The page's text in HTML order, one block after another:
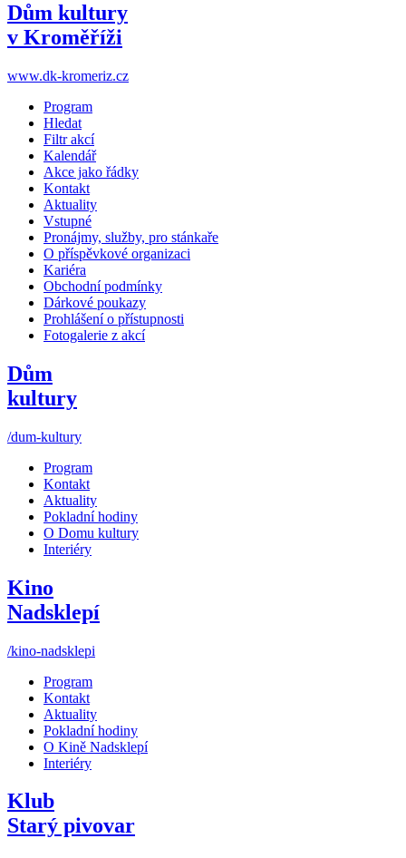
Dům kultury
v Kroměříži
www.dk-kromeriz.cz
Program
Hledat
Filtr akcí
Kalendář
Akce jako řádky
Kontakt
Aktuality
Vstupné
Pronájmy, služby, pro stánkaře
O příspěvkové organizaci
Kariéra
Obchodní podmínky
Dárkové poukazy
Prohlášení o přístupnosti
Fotogalerie z akcí
Dům
kultury
/dum-kultury
Program
Kontakt
Aktuality
Pokladní hodiny
O Domu kultury
Interiéry
Kino
Nadsklepí
/kino-nadsklepi
Program
Kontakt
Aktuality
Pokladní hodiny
O Kině Nadsklepí
Interiéry
Klub
Starý pivovar